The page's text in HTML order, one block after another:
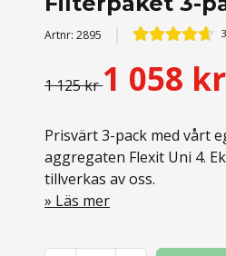
Artnr:2895
1 125 kr1 058 kr
Prisvärt 3-pack med vårt
aggregaten Flexit Uni 4.
tillverkas av oss.
Läs mer